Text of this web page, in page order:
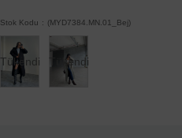
Stok Kodu (MYD7384.MN.01_Bej)
Tükendi Tükendi